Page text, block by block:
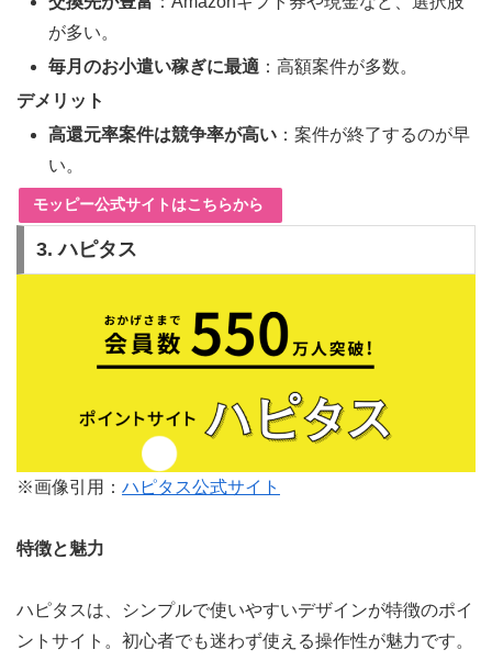
が多い。
毎月のお小遣い稼ぎに最適 ：高額案件が多数。
デメリット
高還元率案件は競争率が高い ：案件が終了するのが早
い。
モッピー公式サイトはこちらから
3. ハピタス
※画像引用： ハピタス公式サイト
特徴と魅力
ハピタスは、シンプルで使いやすいデザインが特徴のポイ
ントサイト。初心者でも迷わず使える操作性が魅力です。